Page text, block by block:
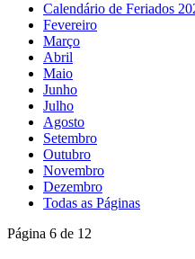
Calendário de Feriados
Fevereiro
Março
Abril
Maio
Junho
Julho
Agosto
Setembro
Outubro
Novembro
Dezembro
Todas as Páginas
Página 6 de 12